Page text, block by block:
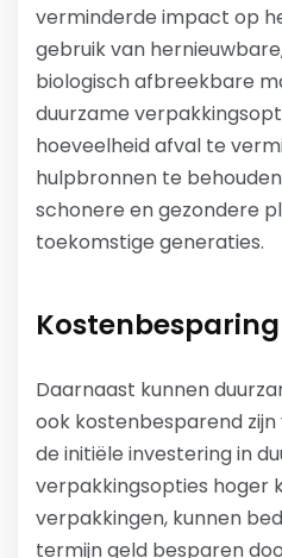
verminderde impact op
gebruik van
biologisch afbreekbare
duurzame
hoeveelheid afval te
hulpbronnen te
schonere en gezondere
toekomstige generaties.
Kostenbesparing
Daarnaast kunnen
ook kostenbesparend
de initiële investering in
verpakkingsopties hoger
verpakkingen, kunnen
termijn geld besparen